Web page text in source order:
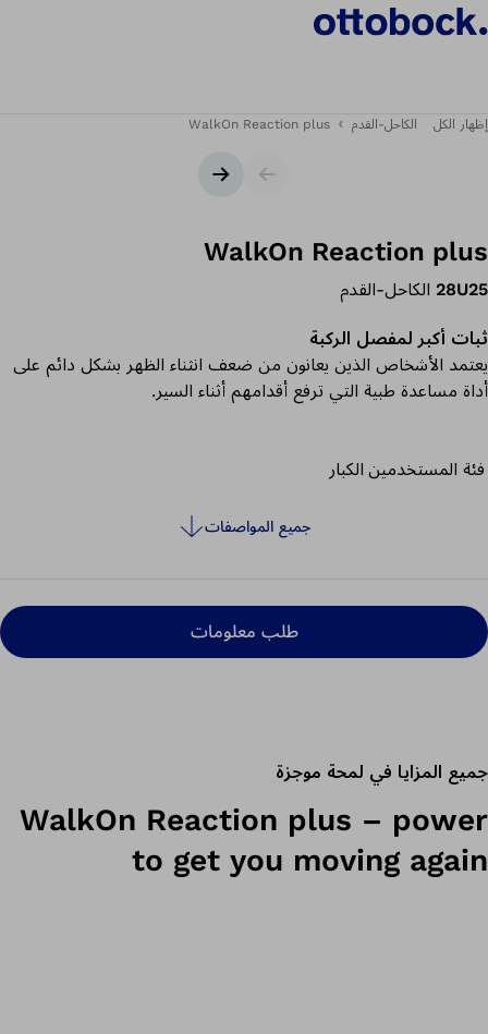
إظهار الكل الكاحل-القدم WalkOn Reaction plus
شريط التمريرالشريحة التالية
WalkOn Reaction plus
28U25 الكاحل-القدم
ثبات أكبر لمفصل الركبة
يعتمد الأشخاص الذين يعانون من ضعف انثناء الظهر بشكل دائم على
أداة مساعدة طبية التي ترفع أقدامهم أثناء السير.
فئة المستخدمين الكبار
جميع المواصفات
طلب معلومات
جميع المزايا في لمحة موجزة
WalkOn Reaction plus – power
to get you moving again